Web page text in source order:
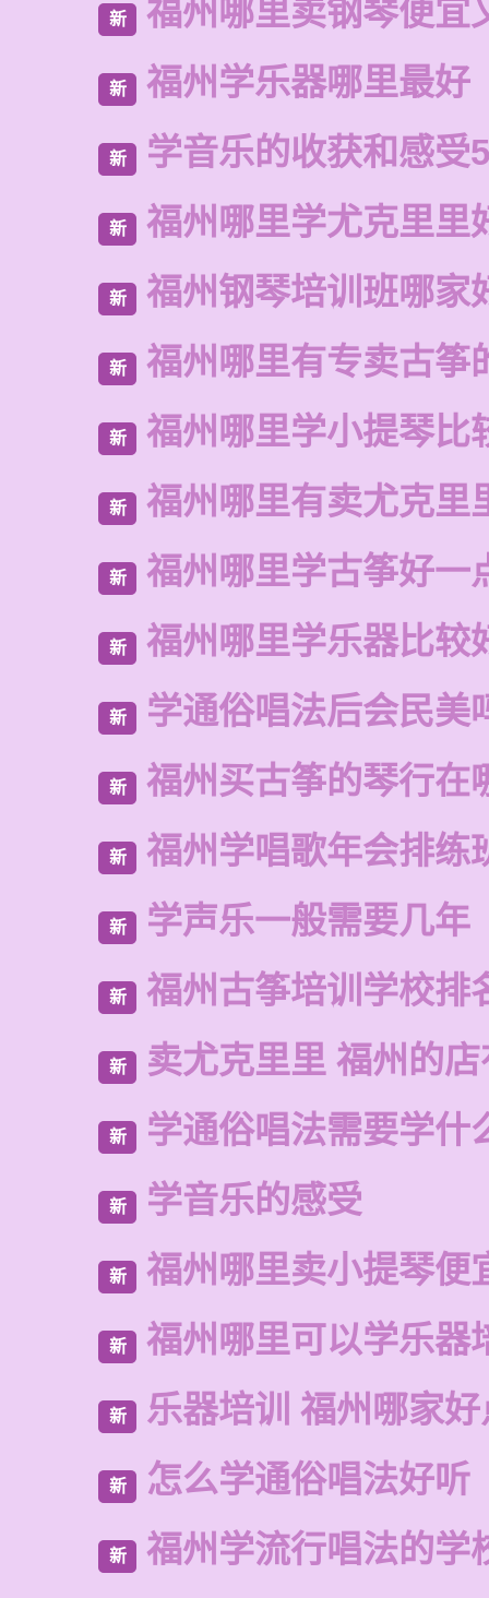
新 福州哪里卖钢琴便宜
新 福州学乐器哪里最好
新 学音乐的收获和感受
新 福州哪里学尤克里里
新 福州钢琴培训班哪家
新 福州哪里有专卖古筝
新 福州哪里学小提琴比
新 福州哪里有卖尤克里
新 福州哪里学古筝好一
新 福州哪里学乐器比较
新 学通俗唱法后会民美
新 福州买古筝的琴行在
新 福州学唱歌年会排练
新 学声乐一般需要几年
新 福州古筝培训学校排
新 卖尤克里里 福州的
新 学通俗唱法需要学什
新 学音乐的感受
新 福州哪里卖小提琴便
新 福州哪里可以学乐器
新 乐器培训 福州哪家
新 怎么学通俗唱法好听
新 福州学流行唱法的学